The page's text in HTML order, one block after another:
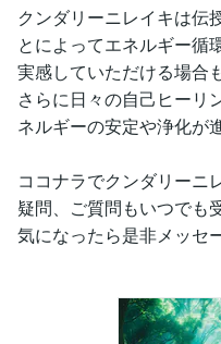
クンダリーニレイキは伝
とによってエネルギー循
実感していただける場合
さらに日々の自己ヒーリ
ネルギーの安定や浄化が
ココナラでクンダリーニ
疑問、ご質問もいつでも
気になったら是非メッセ